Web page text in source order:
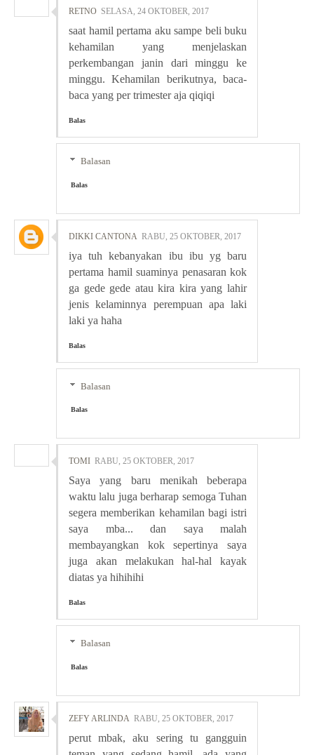
RETNO SELASA, 24 OKTOBER, 2017
saat hamil pertama aku sampe beli buku
kehamilan yang menjelaskan
perkembangan janin dari minggu ke
minggu. Kehamilan berikutnya, baca-
baca yang per trimester aja qiqiqi
Balas
Balasan
Balas
DIKKI CANTONA RABU, 25 OKTOBER, 2017
iya tuh kebanyakan ibu ibu yg baru
pertama hamil suaminya penasaran kok
ga gede gede atau kira kira yang lahir
jenis kelaminnya perempuan apa laki
laki ya haha
Balas
Balasan
Balas
TOMI RABU, 25 OKTOBER, 2017
Saya yang baru menikah beberapa
waktu lalu juga berharap semoga Tuhan
segera memberikan kehamilan bagi istri
saya mba... dan saya malah
membayangkan kok sepertinya saya
juga akan melakukan hal-hal kayak
diatas ya hihihihi
Balas
Balasan
Balas
ZEFY ARLINDA RABU, 25 OKTOBER, 2017
perut mbak, aku sering tu gangguin